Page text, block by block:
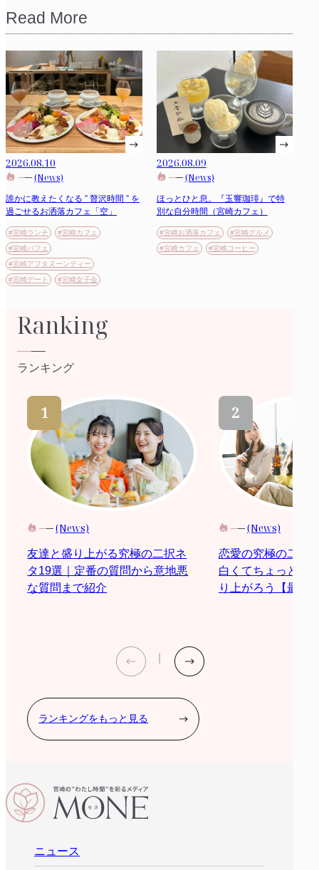
Read More
2026.08.10
(News)
誰かに教えたくなる ” 贅沢時間 ” を
過ごせるお洒落カフェ「空」
#宮崎ランチ
#宮崎カフェ
#宮崎パフェ
#宮崎アフタヌーンティー
#宮崎デート
#宮崎女子会
2026.08.09
(News)
ほっとひと息。『玉響珈琲』で特
別な自分時間（宮崎カフェ）
#宮崎お洒落カフェ
#宮崎グルメ
#宮崎カフェ
#宮崎コーヒー
Ranking
ランキング
(News)
友達と盛り上がる究極の二択ネ
タ19選｜定番の質問から意地悪
な質問まで紹介
(News)
恋愛の究極の二択
白くてちょっと際
り上がろう【最新
ランキングをもっと見る
ニュース